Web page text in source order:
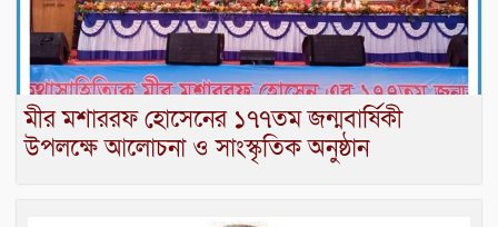
মীর মশাররফ হোসেনের ১৭৭তম জন্মবার্ষিকী
উপলক্ষে আলোচনা ও সাংস্কৃতিক অনুষ্ঠান